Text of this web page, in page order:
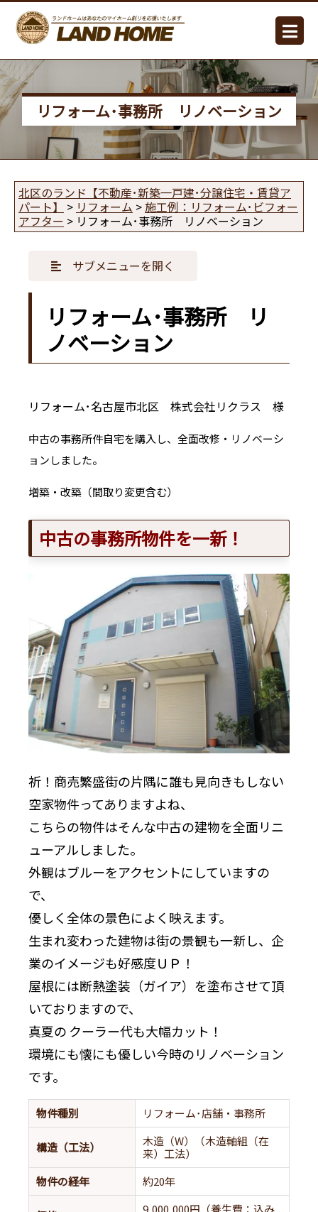
リフォーム･事務所 リノベーション
北区のランド【不動産･新築一戸建･分譲住宅・賃貸ア
パート】
> リフォーム >施工例：リフォーム･ビフォー
アフター > リフォーム･事務所 リノベーション
サブメニューを開く
リフォーム･事務所 リ
ノベーション
リフォーム･名古屋市北区 株式会社リクラス 様
中古の事務所件自宅を購入し、全面改修・リノベーシ
ョンしました。
増築・改築（間取り変更含む）
中古の事務所物件を一新！
祈！商売繁盛街の片隅に誰も見向きもしない
空家物件ってありますよね、
こちらの物件はそんな中古の建物を全面リニ
ューアルしました。
外観はブルーをアクセントにしていますの
で、
優しく全体の景色によく映えます。
生まれ変わった建物は街の景観も一新し、企
業のイメージも好感度ＵＰ！
屋根には断熱塗装（ガイア）を塗布させて頂
いておりますので、
真夏の クーラー代も大幅カット！
環境にも懐にも優しい今時のリノベーション
です。
物件種別 リフォーム･店舗・事務所
構造（工法）
木造（W）（木造軸組（在
来）工法）
物件の経年
約20年
9,000,000円（養生費：込み